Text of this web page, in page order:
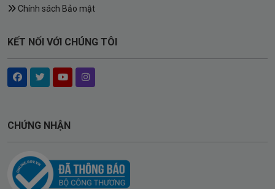
Chính sách Bảo mật
KẾT NỐI VỚI CHÚNG TÔI
CHỨNG NHẬN